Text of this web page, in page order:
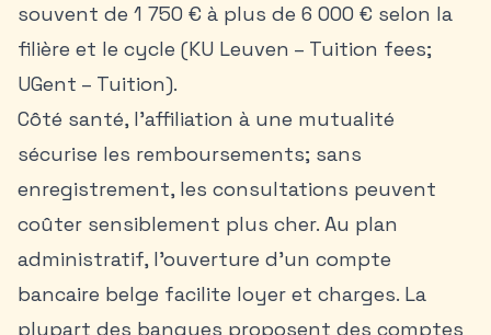
souvent de 1 750 € à plus de 6 000 € selon la
filière et le cycle (KU Leuven – Tuition fees;
UGent – Tuition).
Côté santé, l’affiliation à une mutualité
sécurise les remboursements; sans
enregistrement, les consultations peuvent
coûter sensiblement plus cher. Au plan
administratif, l’ouverture d’un compte
bancaire belge facilite loyer et charges. La
plupart des banques proposent des comptes